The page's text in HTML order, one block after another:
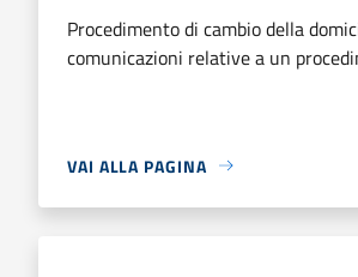
Procedimento di cambio della
comunicazioni relative a un
VAI ALLA PAGINA